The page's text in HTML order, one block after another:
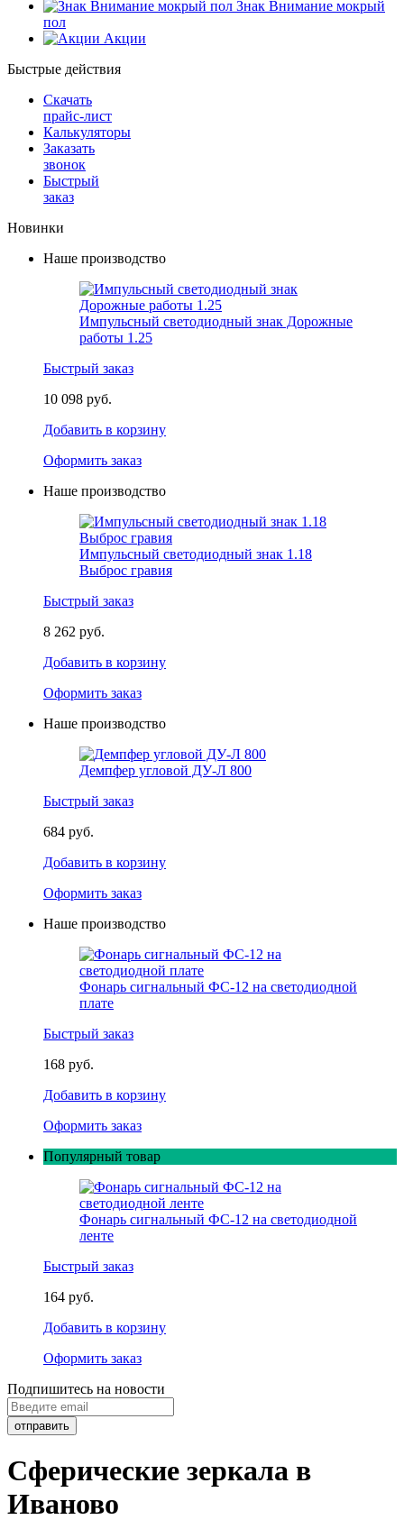
Знак Внимание мокрый
пол
Акции
Быстрые действия
Скачать
прайс-лист
Калькуляторы
Заказать
звонок
Быстрый
заказ
Новинки
Наше производство
Импульсный светодиодный знак Дорожные
работы 1.25
Быстрый заказ
10 098 руб.
Добавить в корзину
Оформить заказ
Наше производство
Импульсный светодиодный знак 1.18
Выброс гравия
Быстрый заказ
8 262 руб.
Добавить в корзину
Оформить заказ
Наше производство
Демпфер угловой ДУ-Л 800
Быстрый заказ
684 руб.
Добавить в корзину
Оформить заказ
Наше производство
Фонарь сигнальный ФС-12 на светодиодной
плате
Быстрый заказ
168 руб.
Добавить в корзину
Оформить заказ
Популярный товар
Фонарь сигнальный ФС-12 на светодиодной
ленте
Быстрый заказ
164 руб.
Добавить в корзину
Оформить заказ
Подпишитесь на новости
Сферические зеркала в
Иваново